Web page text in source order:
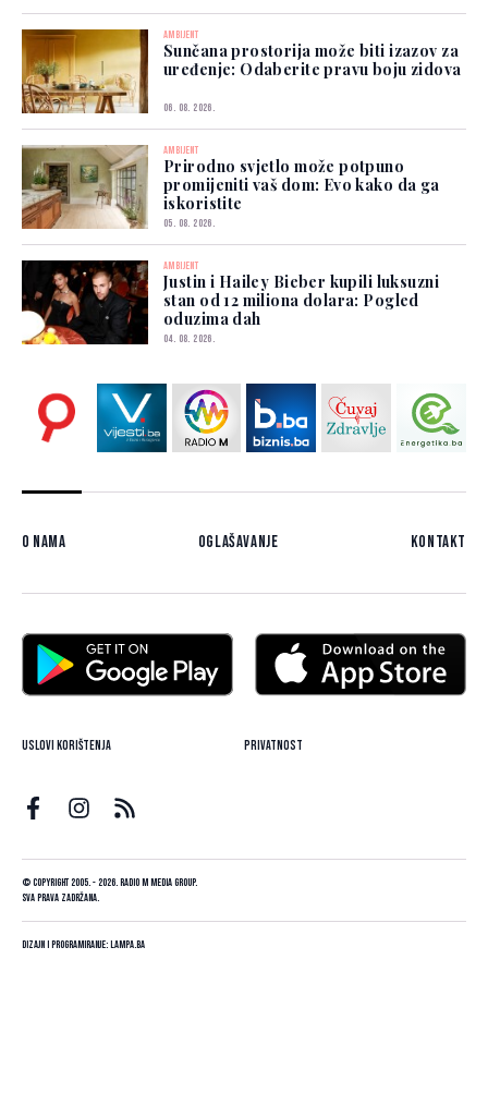
AMBIJENT
Sunčana prostorija može biti izazov za
uređenje: Odaberite pravu boju zidova
06. 08. 2026.
AMBIJENT
Prirodno svjetlo može potpuno
promijeniti vaš dom: Evo kako da ga
iskoristite
05. 08. 2026.
AMBIJENT
Justin i Hailey Bieber kupili luksuzni
stan od 12 miliona dolara: Pogled
oduzima dah
04. 08. 2026.
O nama Oglašavanje Kontakt
Uslovi korištenja Privatnost
© Copyright 2005. - 2026. Radio M Media Group.
Sva prava zadržana.
Dizajn i programiranje:Lampa.ba